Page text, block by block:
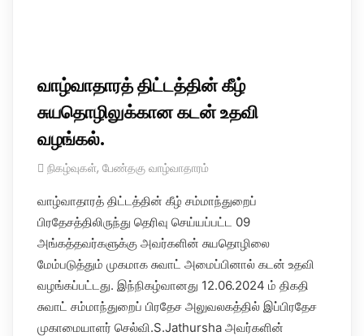
வாழ்வாதாரத் திட்டத்தின் கீழ்
சுயதொழிலுக்கான கடன் உதவி
வழங்கல்.
நிகழ்வுகள், பேண்தகு வாழ்வாதாரம்
வாழ்வாதாரத் திட்டத்தின் கீழ் சம்மாந்துறைப்
பிரதேசத்திலிருந்து தெரிவு செய்யப்பட்ட 09
அங்கத்தவர்களுக்கு அவர்களின் சுயதொழிலை
மேம்படுத்தும் முகமாக சுவாட் அமைப்பினால் கடன் உதவி
வழங்கப்பட்டது. இந்நிகழ்வானது 12.06.2024 ம் திகதி
சுவாட் சம்மாந்துறைப் பிரதேச அலுவலகத்தில் இப்பிரதேச
முகாமையாளர் செல்வி.S.Jathursha அவர்களின்